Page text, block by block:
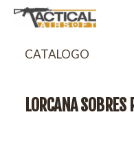
CATALOGO
LORCANA